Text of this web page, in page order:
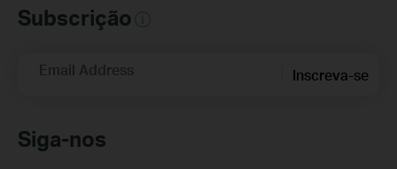
Subscrição
Email Address Inscreva-se
Siga-nos